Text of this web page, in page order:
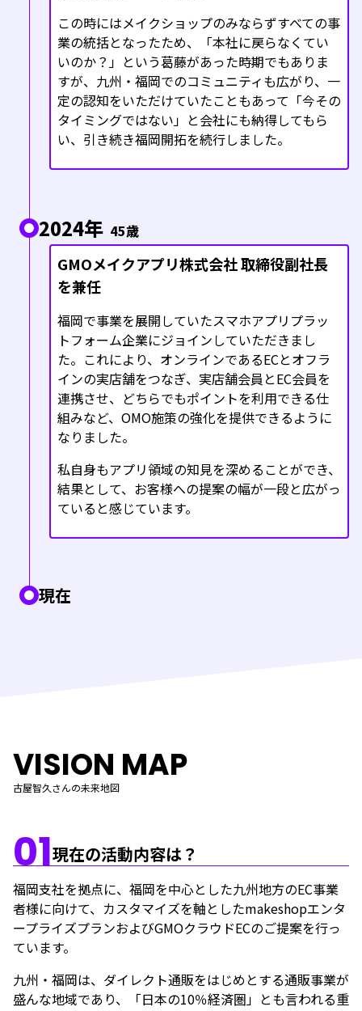
この時にはメイクショップのみならずすべての事
業の統括となったため、「本社に戻らなくてい
いのか？」という葛藤があった時期でもありま
すが、九州・福岡でのコミュニティも広がり、一
定の認知をいただけていたこともあって「今その
タイミングではない」と会社にも納得してもら
い、引き続き福岡開拓を続行しました。
2024年 45歳
GMOメイクアプリ株式会社 取締役副社長
を兼任
福岡で事業を展開していたスマホアプリプラッ
トフォーム企業にジョインしていただきまし
た。これにより、オンラインであるECとオフラ
インの実店舗をつなぎ、実店舗会員とEC会員を
連携させ、どちらでもポイントを利用できる仕
組みなど、OMO施策の強化を提供できるように
なりました。
私自身もアプリ領域の知見を深めることができ、
結果として、お客様への提案の幅が一段と広がっ
ていると感じています。
現在
VISION MAP
古屋智久さんの未来地図
01現在の活動内容は？
福岡支社を拠点に、福岡を中心とした九州地方のEC事業
者様に向けて、カスタマイズを軸としたmakeshopエンタ
ープライズプランおよびGMOクラウドECのご提案を行っ
ています。
九州・福岡は、ダイレクト通販をはじめとする通販事業が
盛んな地域であり、「日本の10％経済圏」とも言われる重